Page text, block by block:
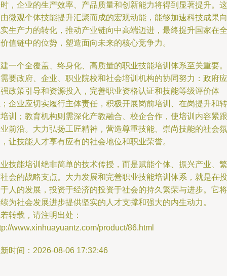
，企业的生产效率、产品质量和创新能力将得到显著提升。这
微观个体技能提升汇聚而成的宏观动能，能够加速科技成果向
生产力的转化，推动产业链向中高端迈进，最终提升国家在全
值链中的位势，塑造面向未来的核心竞争力。
一个全覆盖、终身化、高质量的职业技能培训体系至关重要。
要政府、企业、职业院校和社会培训机构的协同努力：政府应
政策引导和资源投入，完善职业资格认证和技能等级评价体
企业应切实履行主体责任，积极开展岗前培训、在岗提升和转
训；教育机构则需深化产教融合、校企合作，使培训内容紧跟
前沿。大力弘扬工匠精神，营造尊重技能、崇尚技能的社会氛
让技能人才享有应有的社会地位和职业荣誉。
技能培训绝非简单的技术传授，而是赋能个体、振兴产业、繁
会的战略支点。大力发展和完善职业技能培训体系，就是在投
人的发展，投资于经济的投资于社会的持久繁荣与进步。它将
为社会发展进步提供坚实的人才支撑和强大的内生动力。
转载，请注明出处：
www.xinhuayuantz.com/product/86.html
时间：2026-08-06 17:32:46